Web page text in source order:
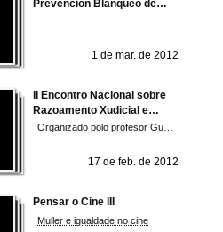
Prevención Blanqueo de
1 de mar. de 2012
II Encontro Nacional sobre
Razoamento Xudicial e
Administración de Xustiza
17 de feb. de 2012
Pensar o Cine III
Muller e igualdade no cine